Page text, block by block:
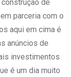
de
parceria com o
aqui em cima é
anúncios de
investimentos
é um dia muito